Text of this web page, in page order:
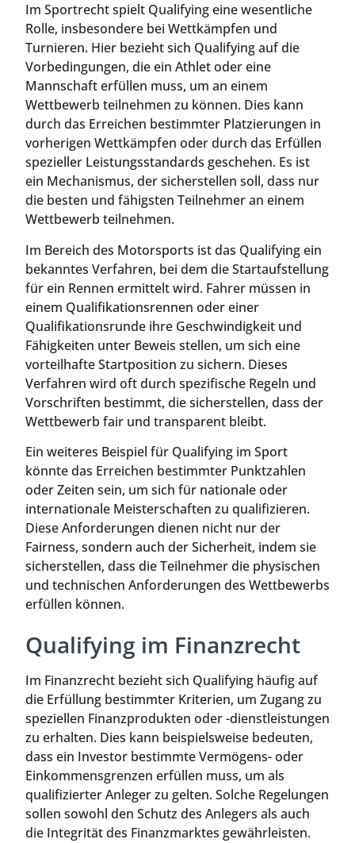
Im Sportrecht spielt Qualifying eine wesentliche
Rolle, insbesondere bei Wettkämpfen und
Turnieren. Hier bezieht sich Qualifying auf die
Vorbedingungen, die ein Athlet oder eine
Mannschaft erfüllen muss, um an einem
Wettbewerb teilnehmen zu können. Dies kann
durch das Erreichen bestimmter Platzierungen in
vorherigen Wettkämpfen oder durch das Erfüllen
spezieller Leistungsstandards geschehen. Es ist
ein Mechanismus, der sicherstellen soll, dass nur
die besten und fähigsten Teilnehmer an einem
Wettbewerb teilnehmen.
Im Bereich des Motorsports ist das Qualifying ein
bekanntes Verfahren, bei dem die Startaufstellung
für ein Rennen ermittelt wird. Fahrer müssen in
einem Qualifikationsrennen oder einer
Qualifikationsrunde ihre Geschwindigkeit und
Fähigkeiten unter Beweis stellen, um sich eine
vorteilhafte Startposition zu sichern. Dieses
Verfahren wird oft durch spezifische Regeln und
Vorschriften bestimmt, die sicherstellen, dass der
Wettbewerb fair und transparent bleibt.
Ein weiteres Beispiel für Qualifying im Sport
könnte das Erreichen bestimmter Punktzahlen
oder Zeiten sein, um sich für nationale oder
internationale Meisterschaften zu qualifizieren.
Diese Anforderungen dienen nicht nur der
Fairness, sondern auch der Sicherheit, indem sie
sicherstellen, dass die Teilnehmer die physischen
und technischen Anforderungen des Wettbewerbs
erfüllen können.
Qualifying im Finanzrecht
Im Finanzrecht bezieht sich Qualifying häufig auf
die Erfüllung bestimmter Kriterien, um Zugang zu
speziellen Finanzprodukten oder -dienstleistungen
zu erhalten. Dies kann beispielsweise bedeuten,
dass ein Investor bestimmte Vermögens- oder
Einkommensgrenzen erfüllen muss, um als
qualifizierter Anleger zu gelten. Solche Regelungen
sollen sowohl den Schutz des Anlegers als auch
die Integrität des Finanzmarktes gewährleisten.